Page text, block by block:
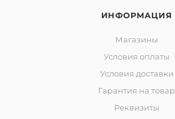
ИНФОРМАЦИЯ
Магазины
Условия оплаты
Условия доставки
Гарантия на товар
Реквизиты